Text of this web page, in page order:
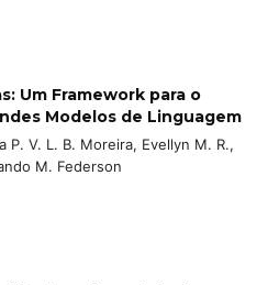
Um Framework para o
Modelos de Linguagem
P. V. L. B. Moreira, Evellyn M. R.,
M. Federson